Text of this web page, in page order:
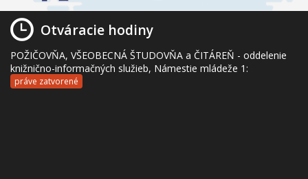
Otváracie hodiny
POŽIČOVŇA, VŠEOBECNÁ ŠTUDOVŇA a ČITÁREŇ - oddelenie
knižnično-informačných služieb, Námestie mládeže 1:
práve zatvorené